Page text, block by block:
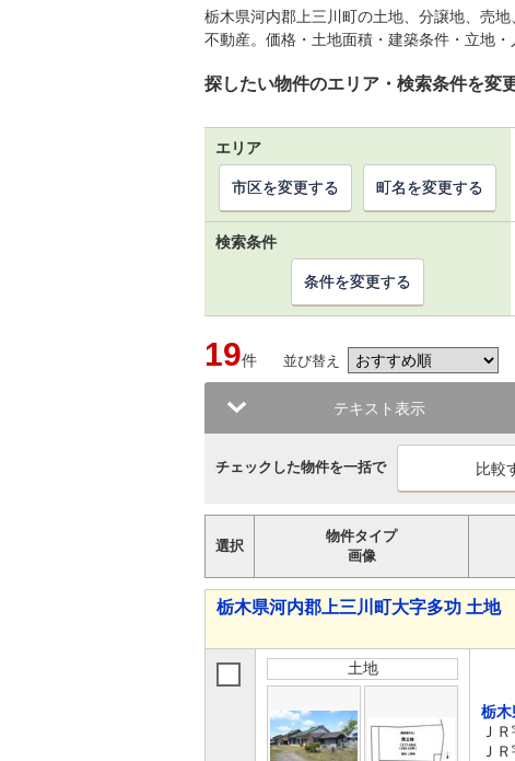
栃木県河内郡上三川町の土地、分譲地、売
不動産。価格・土地面積・建築条件・立地
探したい物件のエリア・検索条件を変
エリア
市区を変更する 町名を変更する
検索条件
条件を変更する
19件 並び替え
テキスト表示
チェックした物件を一括で
選択
物件タイプ
画像
栃木県河内郡上三川町大字多功 土地
土地
栃木
Ｊ
Ｊ